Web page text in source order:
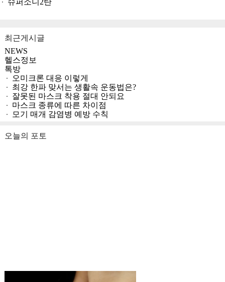
슈퍼소니2탄
최근게시글
NEWS
헬스정보
톡방
오미크론 대응 이렇게
최강 한파 맞서는 생활속 운동법은?
잘못된 마스크 착용 절대 안되요
마스크 종류에 따른 차이점
모기 매개 감염병 예방 수칙
오늘의 포토